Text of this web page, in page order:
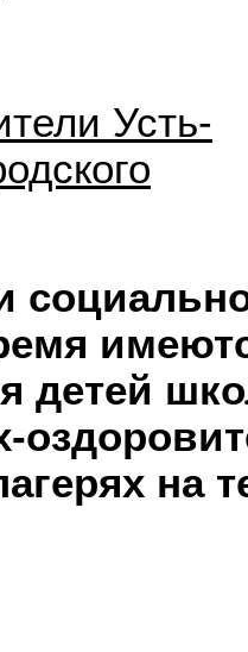
Усть-
детей
на